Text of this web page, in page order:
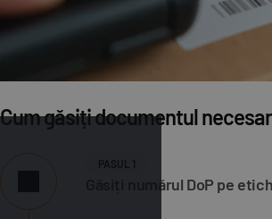
Cum găsiți documentul necesar
PASUL 1
Găsiți numărul DoP pe